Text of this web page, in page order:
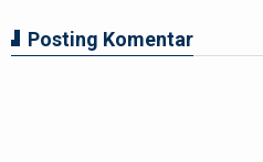
Posting Komentar